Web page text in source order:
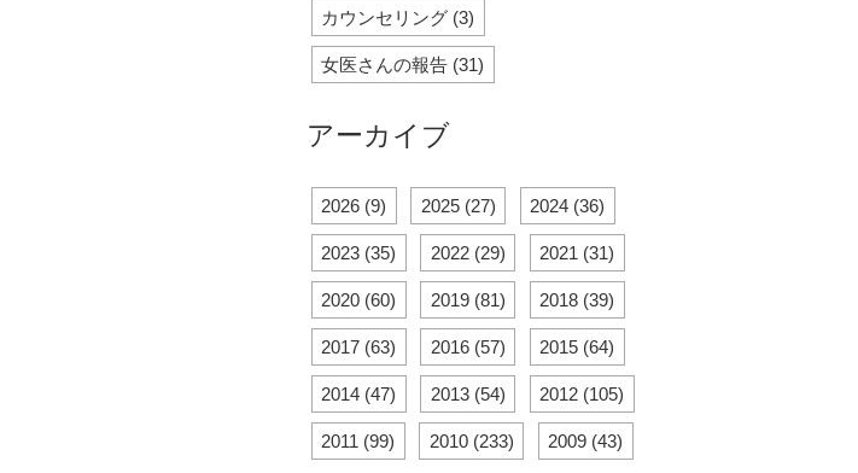
カウンセリング (3)
女医さんの報告 (31)
アーカイブ
2026 (9) 2025 (27) 2024 (36)
2023 (35) 2022 (29) 2021 (31)
2020 (60) 2019 (81) 2018 (39)
2017 (63) 2016 (57) 2015 (64)
2014 (47) 2013 (54) 2012 (105)
2011 (99) 2010 (233) 2009 (43)